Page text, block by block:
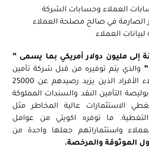
العملاء وحسابات الشركة
الصارمة في صالح مصلحة العملاء
لبيانات العملاء
إلى مليون دولار أمريكي بما يسمى ”
والذي يتم توفيره من قبل شركة تأمين
عالمية لجميع العملاء الأفراد الذين يزيد رصيدهم عن 25000
التأمين النقد والسندات المملوكة
الاستثمارات عالية المخاطر مثل
ما توفره اكويتي من عوامل
واستثماراتهم جعلها واحدة من
الموثوقة والمرخصة.